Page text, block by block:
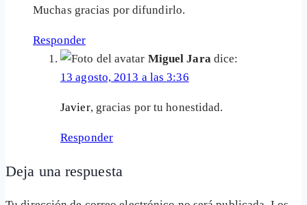
Muchas gracias por difundirlo.
Responder
Miguel Jara dice:
13 agosto, 2013 a las 3:36
Javier, gracias por tu honestidad.
Responder
Deja una respuesta